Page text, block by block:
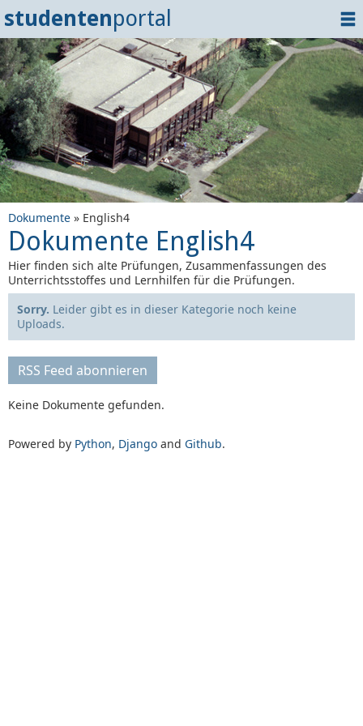
studentenportal
Home
Dokumente
Events
? Tipps
Login
Dokumente » English4
Dokumente English4
Hier finden sich alte Prüfungen, Zusammenfassungen des
Unterrichtsstoffes und Lernhilfen für die Prüfungen.
Sorry. Leider gibt es in dieser Kategorie noch keine
Uploads.
RSS Feed abonnieren
Keine Dokumente gefunden.
Powered by Python, Django and Github.